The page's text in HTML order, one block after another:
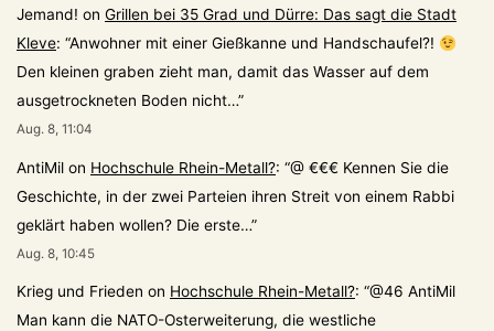
Jemand! on Grillen bei 35 Grad und Dürre: Das sagt die Stadt
Kleve: “Anwohner mit einer Gießkanne und Handschaufel?!
Den kleinen graben zieht man, damit das Wasser auf dem
ausgetrockneten Boden nicht…”
Aug. 8, 11:04
AntiMil on Hochschule Rhein-Metall?: “@ €€€ Kennen Sie die
Geschichte, in der zwei Parteien ihren Streit von einem Rabbi
geklärt haben wollen? Die erste…”
Aug. 8, 10:45
Krieg und Frieden on Hochschule Rhein-Metall?: “@46 AntiMil
Man kann die NATO-Osterweiterung, die westliche